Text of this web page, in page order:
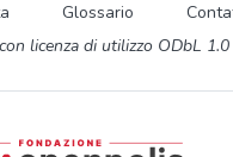
Glossario
licenza di utilizzo ODbL 1.0